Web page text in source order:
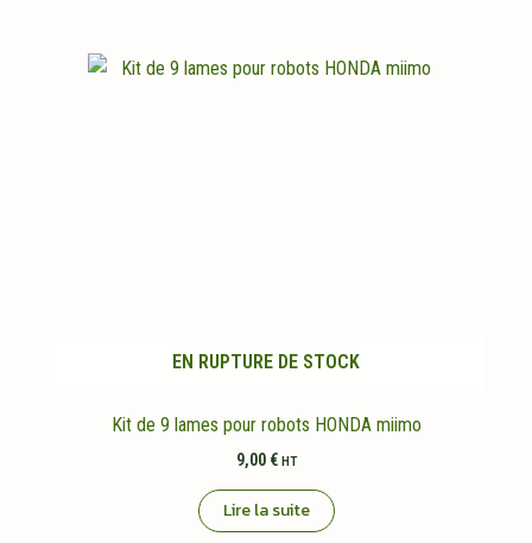
EN RUPTURE DE STOCK
Kit de 9 lames pour robots HONDA miimo
9,00 € HT
Lire la suite